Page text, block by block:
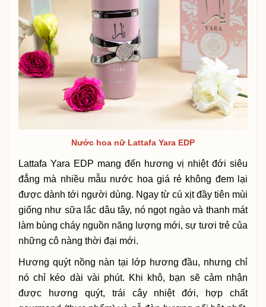
Nước hoa nữ Lattafa Yara EDP
Lattafa Yara EDP mang đến hương vị nhiệt đới siêu
đẳng mà nhiều mẫu nước hoa giá rẻ không đem lại
được dành tới người dùng. Ngay từ cú xịt đầy tiên mùi
giống như sữa lắc dâu tây, nó ngọt ngào và thanh mát
làm bùng cháy nguồn năng lượng mới, sự tươi trẻ của
những cô nàng thời đại mới.
Hương quýt nồng nàn tại lớp hương đầu, nhưng chỉ
nó chỉ kéo dài vài phút. Khi khô, bạn sẽ cảm nhận
được hương quýt, trái cây nhiệt đới, hợp chất